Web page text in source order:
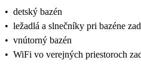
• detský bazén
• ležadlá a slnečníky pri bazéne
• vnútorný bazén
• WiFi vo verejných priestoroch